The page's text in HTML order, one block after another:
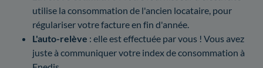
utilise la consommation de l'ancien locataire, pour
régulariser votre facture en fin d'année.
L'auto-relève : elle est effectuée par vous ! Vous avez
juste à communiquer votre index de consommation à